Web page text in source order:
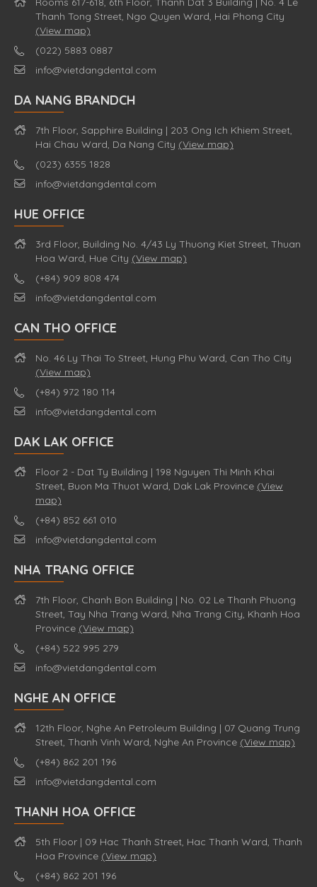
Thanh Tong Street, Ngo Quyen Ward, Hai Phong City
(View map)
(022) 5883 0887
info@vietdangdental.com
DA NANG BRANDCH
7th Floor, Sapphire Building | 203 Ong Ich Khiem Street,
Hai Chau Ward, Da Nang City (View map)
(023) 6355 1828
info@vietdangdental.com
HUE OFFICE
3rd Floor, Building No. 4/43 Ly Thuong Kiet Street, Thuan
Hoa Ward, Hue City (View map)
(+84) 909 808 474
info@vietdangdental.com
CAN THO OFFICE
No. 46 Ly Thai To Street, Hung Phu Ward, Can Tho City
(View map)
(+84) 972 180 114
info@vietdangdental.com
DAK LAK OFFICE
Floor 2 - Dat Ty Building | 198 Nguyen Thi Minh Khai
Street, Buon Ma Thuot Ward, Dak Lak Province (View
map)
(+84) 852 661 010
info@vietdangdental.com
NHA TRANG OFFICE
7th Floor, Chanh Bon Building | No. 02 Le Thanh Phuong
Street, Tay Nha Trang Ward, Nha Trang City, Khanh Hoa
Province (View map)
(+84) 522 995 279
info@vietdangdental.com
NGHE AN OFFICE
12th Floor, Nghe An Petroleum Building | 07 Quang Trung
Street, Thanh Vinh Ward, Nghe An Province (View map)
(+84) 862 201 196
info@vietdangdental.com
THANH HOA OFFICE
5th Floor | 09 Hac Thanh Street, Hac Thanh Ward, Thanh
Hoa Province (View map)
(+84) 862 201 196